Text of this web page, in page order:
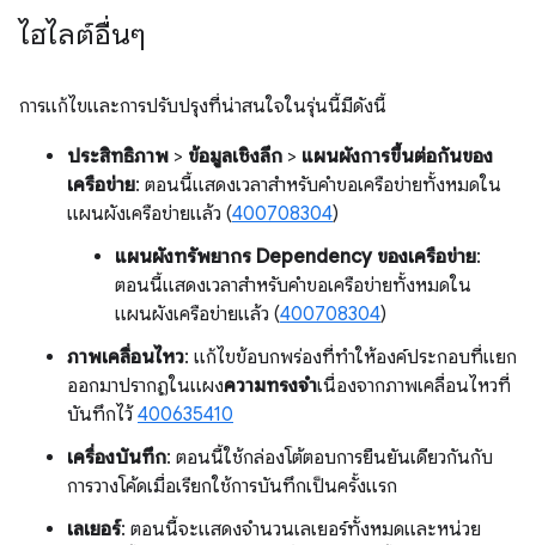
ไฮไลต์อื่นๆ
การแก้ไขและการปรับปรุงที่น่าสนใจในรุ่นนี้มีดังนี้
ประสิทธิภาพ > ข้อมูลเชิงลึก > แผนผังการขึ้นต่อกันของ
เครือข่าย: ตอนนี้แสดงเวลาสำหรับคำขอเครือข่ายทั้งหมดใน
แผนผังเครือข่ายแล้ว (400708304)
แผนผังทรัพยากร Dependency ของเครือข่าย:
ตอนนี้แสดงเวลาสำหรับคำขอเครือข่ายทั้งหมดใน
แผนผังเครือข่ายแล้ว (400708304)
ภาพเคลื่อนไหว: แก้ไขข้อบกพร่องที่ทำให้องค์ประกอบที่แยก
ออกมาปรากฏในแผงความทรงจำเนื่องจากภาพเคลื่อนไหวที่
บันทึกไว้ 400635410
เครื่องบันทึก: ตอนนี้ใช้กล่องโต้ตอบการยืนยันเดียวกันกับ
การวางโค้ดเมื่อเรียกใช้การบันทึกเป็นครั้งแรก
เลเยอร์: ตอนนี้จะแสดงจำนวนเลเยอร์ทั้งหมดและหน่วย